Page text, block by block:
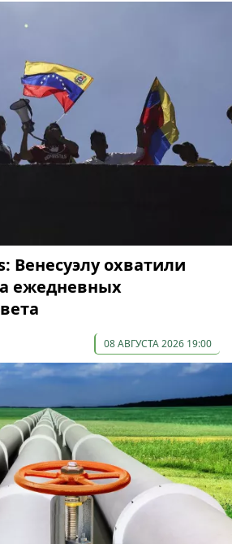
Венесуэлу охватили
ежедневных
08 АВГУСТА 2026 19:00